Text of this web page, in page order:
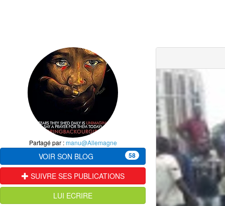
Partagé par :manu@Allemagne
VOIR SON BLOG 58
SUIVRE SES PUBLICATIONS
LUI ECRIRE